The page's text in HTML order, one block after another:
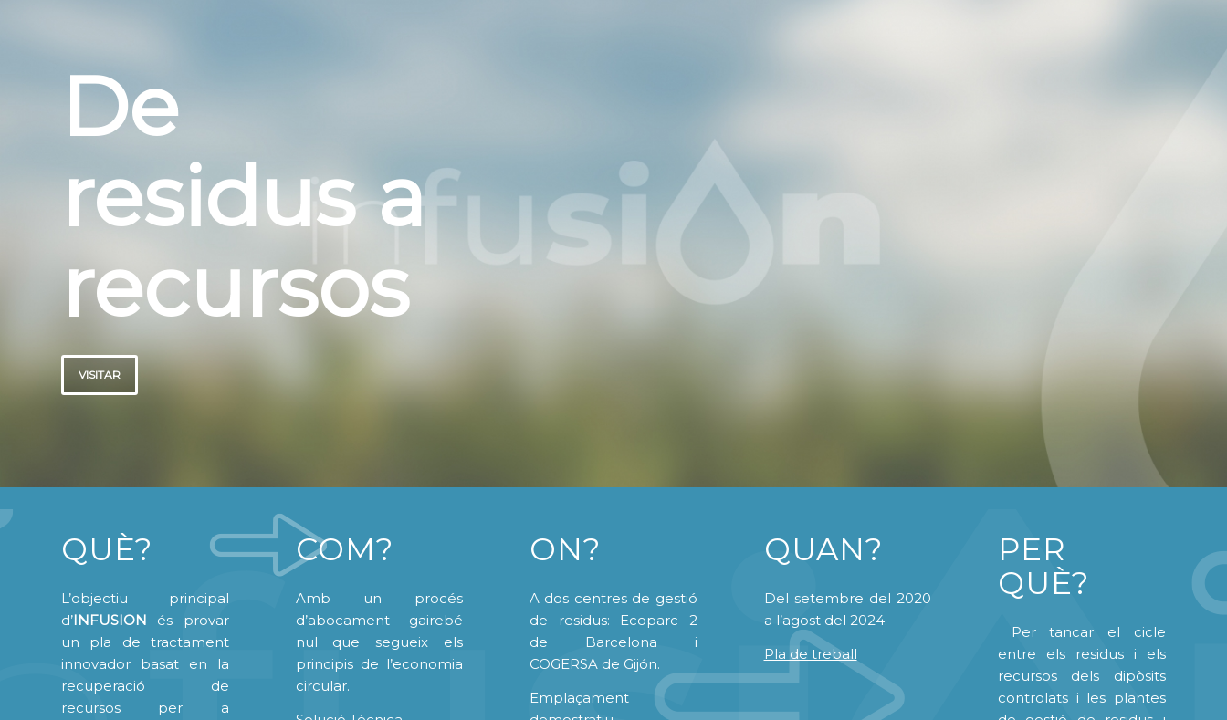
a
QUÈ?
L’objectiu principal
d’INFUSION és provar
un pla de tractament
innovador basat en la
recuperació de
recursos per a
COM?
Amb un procés
d’abocament gairebé
nul que segueix els
principis de l’economia
circular.
ON?
A dos centres de gestió
de residus: Ecoparc 2
de Barcelona i
COGERSA de Gijón.
Emplaçament
QUAN?
Del setembre del 2020
a l’agost del 2024.
Pla de treball
PER
QUÈ?
Per tancar el cicle
entre els residus i els
recursos dels dipòsits
controlats i les plantes